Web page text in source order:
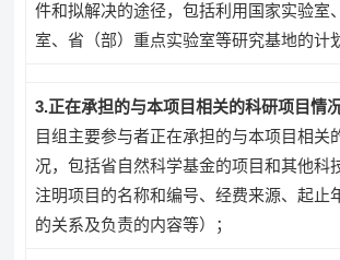
件和拟解决的途径，包括利用国家实验室
室、省（部）重点实验室等研究基地的计
3.正在承担的与本项目相关的科研项目情
目组主要参与者正在承担的与本项目相关
况，包括省自然科学基金的项目和其他科
注明项目的名称和编号、经费来源、起止
的关系及负责的内容等）；